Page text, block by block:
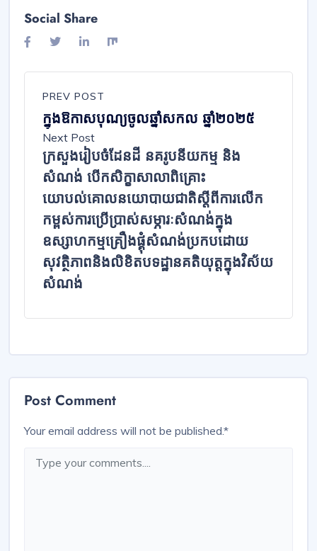
Social Share
PREV POST
ក្នុងឱកាសបុណ្យចូលឆ្នាំសកល ឆ្នាំ២០២៥
Next Post
ក្រសួងរៀបចំដែនដី នគរូបនីយកម្ម និង
សំណង់ បើកសិក្ខាសាលាពិគ្រោះ
យោបល់គោលនយោបាយជាតិស្ដីពីការលើក
កម្ពស់ការប្រើប្រាស់សម្ភារៈសំណង់ក្នុង
ឧស្សាហកម្មគ្រឿងផ្គុំសំណង់ប្រកបដោយ
សុវត្ថិភាពនិងលិខិតបទដ្ឋានគតិយុត្តក្នុងវិស័យ
សំណង់
Post Comment
Your email address will not be published.*